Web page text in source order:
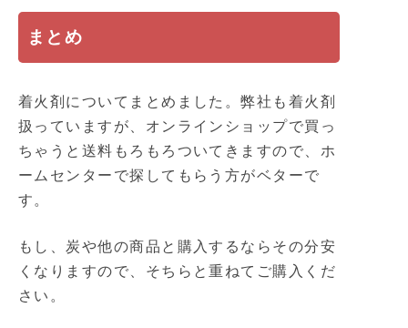
まとめ
着火剤についてまとめました。弊社も着火剤
扱っていますが、オンラインショップで買っ
ちゃうと送料もろもろついてきますので、ホ
ームセンターで探してもらう方がベターで
す。
もし、炭や他の商品と購入するならその分安
くなりますので、そちらと重ねてご購入くだ
さい。